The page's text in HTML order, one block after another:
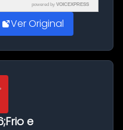
powered by VOICEXPRESS
Ver Original
e